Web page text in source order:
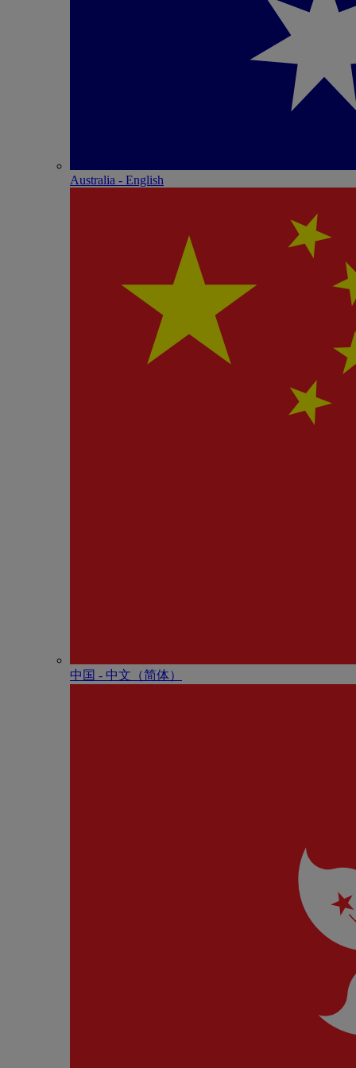
Australia - English
中国 - 中⽂（简体）